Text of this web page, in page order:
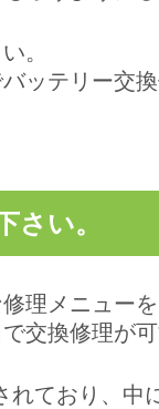
。
ッテリー交
さい。
理メニューを
交換修理が可
ており、中